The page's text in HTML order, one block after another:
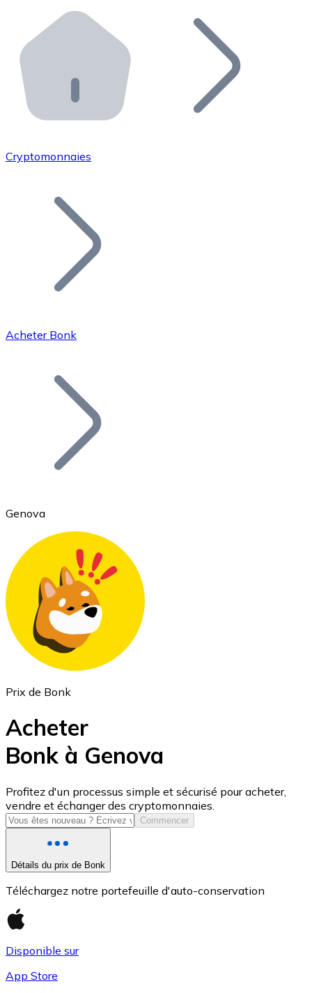
Distributeurs automatiques Bitnovo
Intégrez un ATM Bitnovo dans votre entreprise et
API Bitnovo
Intégrez notre API dans votre écosystème.
Rejoignez notre réseau de distributeurs et
Ajoutez le token de votre projet à notre service
Bitcoin
Ethereum
ETH
USD Coin
USDC
Cryptomonnaies
Acheter Bonk
Genova
Prix de Bonk
Acheter
Bonk à Genova
Profitez d'un processus simple et sécurisé pour acheter,
vendre et échanger des cryptomonnaies.
Commencer
Détails du prix de Bonk
Téléchargez notre portefeuille d'auto-conservation
Disponible sur
App Store